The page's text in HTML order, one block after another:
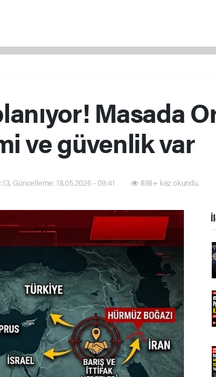
Masada
ve güvenlik var
Güncelleme: 18.05.2026 - 09:41 898+ kez okundu.